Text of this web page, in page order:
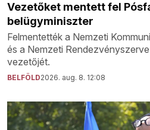
Vezetőket mentett fel
belügyminiszter
Felmentették a Nemzeti
és a Nemzeti
vezetőjét.
BELFÖLD2026. aug. 8. 12:08